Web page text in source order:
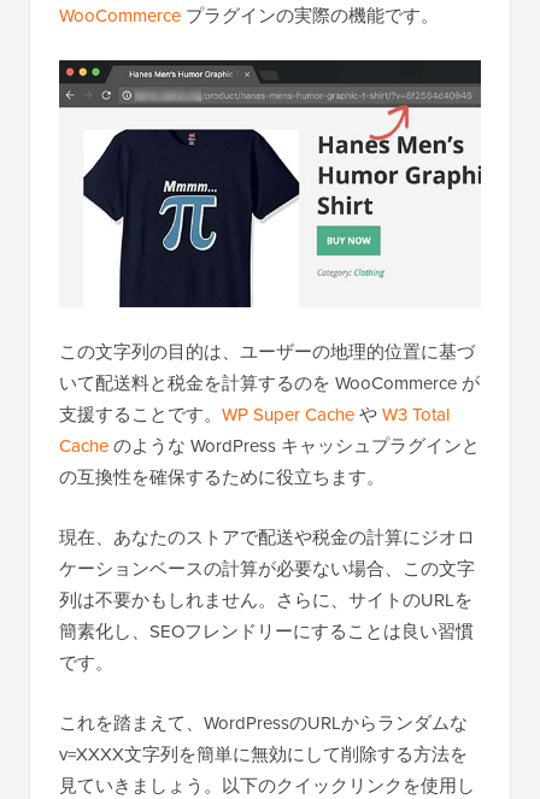
WooCommerce プラグインの実際の機能です。
この文字列の目的は、ユーザーの地理的位置に基づ
いて配送料と税金を計算するのを WooCommerce が
支援することです。 WP Super CacheやW3 Total
Cacheのような WordPress キャッシュプラグインと
の互換性を確保するために役立ちます。
現在、あなたのストアで配送や税金の計算にジオロ
ケーションベースの計算が必要ない場合、この文字
列は不要かもしれません。さらに、サイトのURLを
簡素化し、SEOフレンドリーにすることは良い習慣
です。
これを踏まえて、WordPressのURLからランダムな
v=XXXX文字列を簡単に無効にして削除する方法を
見ていきましょう。以下のクイックリンクを使用し